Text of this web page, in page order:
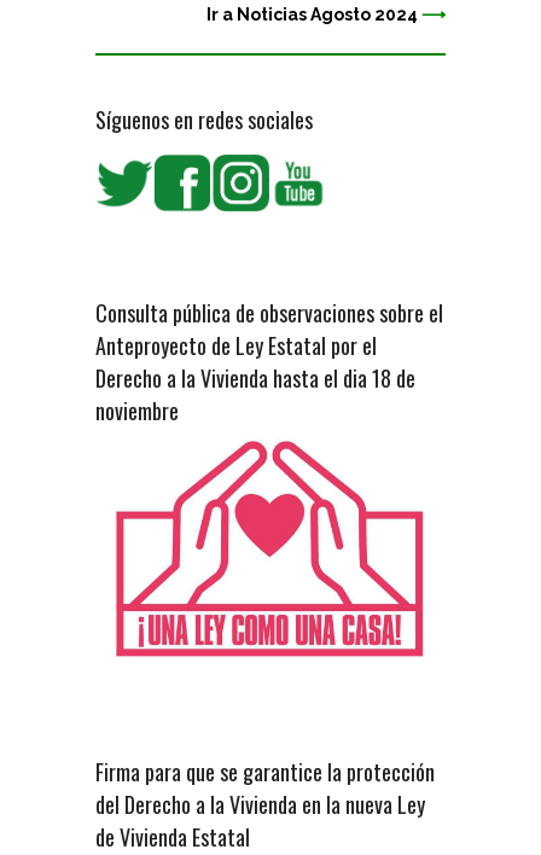
Ir a Noticias Agosto 2024 ⟶
Síguenos en redes sociales
Consulta pública de observaciones sobre el
Anteproyecto de Ley Estatal por el
Derecho a la Vivienda hasta el dia 18 de
noviembre
Firma para que se garantice la protección
del Derecho a la Vivienda en la nueva Ley
de Vivienda Estatal